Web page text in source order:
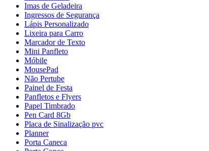
Imas de Geladeira
Ingressos de Segurança
Lápis Personalizado
Lixeira para Carro
Marcador de Texto
Mini Panfleto
Móbile
MousePad
Não Pertube
Painel de Festa
Panfletos e Flyers
Papel Timbrado
Pen Card 8Gb
Placa de Sinalização pvc
Planner
Porta Caneca